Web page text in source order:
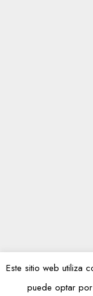
Este sitio web utiliza
puede optar